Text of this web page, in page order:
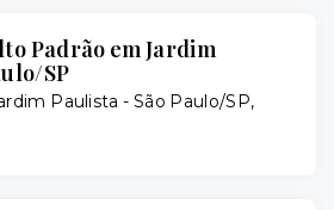
Padrão em Jardim
SP
Paulista - São Paulo/SP,